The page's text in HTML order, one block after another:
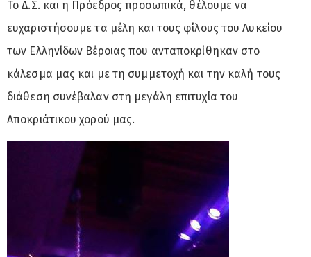
Το Δ.Σ. και η Πρόεδρος προσωπικά, θέλουμε να
ευχαριστήσουμε τα μέλη και τους φίλους του Λυκείου
των Ελληνίδων Βέροιας που ανταποκρίθηκαν στο
κάλεσμα μας και με τη συμμετοχή και την καλή τους
διάθεση συνέβαλαν στη μεγάλη επιτυχία του
Αποκριάτικου χορού μας.